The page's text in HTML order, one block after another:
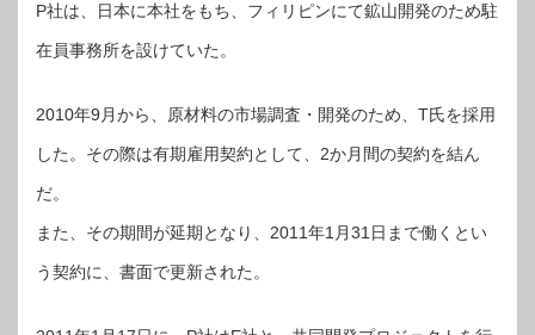
P社は、日本に本社をもち、フィリピンにて鉱山開発のため駐
在員事務所を設けていた。
2010年9月から、原材料の市場調査・開発のため、T氏を採用
した。その際は有期雇用契約として、2か月間の契約を結ん
だ。
また、その期間が延期となり、2011年1月31日まで働くとい
う契約に、書面で更新された。